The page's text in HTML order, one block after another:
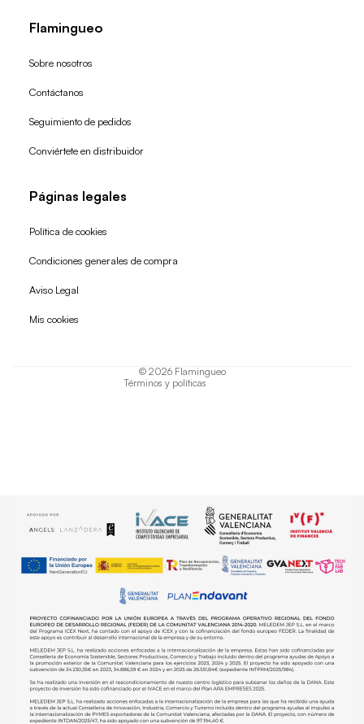
Flamingueo
Sobre nosotros
Contáctanos
Seguimiento de pedidos
Conviértete en distribuidor
Páginas legales
Política de cookies
Condiciones generales de compra
Aviso Legal
Mis cookies
© 2026 Flamingueo
Términos y políticas